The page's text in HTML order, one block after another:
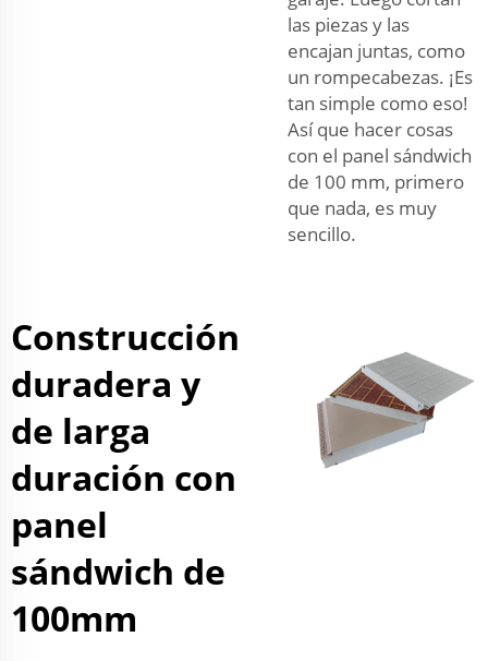
las piezas y las
encajan juntas, como
un rompecabezas. ¡Es
tan simple como eso!
Así que hacer cosas
con el panel sándwich
de 100 mm, primero
que nada, es muy
sencillo.
Construcción
duradera y
de larga
duración con
panel
sándwich de
100mm